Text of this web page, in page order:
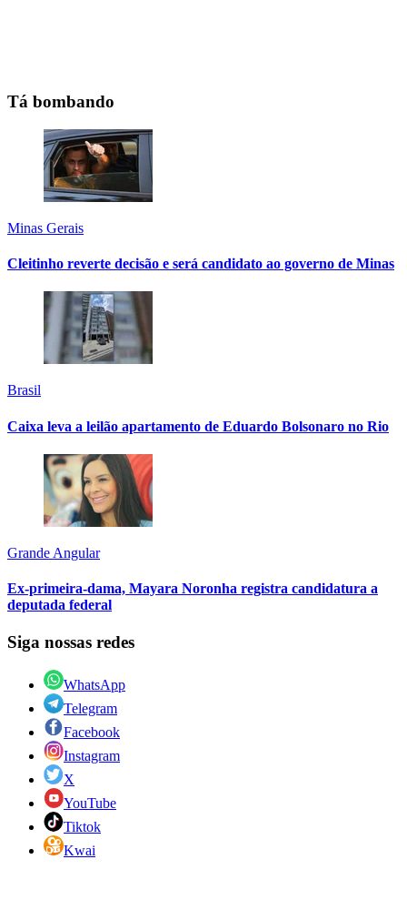
Tá bombando
Minas Gerais
Cleitinho reverte decisão e será candidato ao governo de Minas
Brasil
Caixa leva a leilão apartamento de Eduardo Bolsonaro no Rio
Grande Angular
Ex-primeira-dama, Mayara Noronha registra candidatura a
deputada federal
Siga nossas redes
WhatsApp
Telegram
Facebook
Instagram
X
YouTube
Tiktok
Kwai